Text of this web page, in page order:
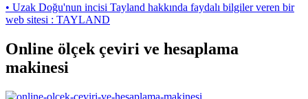
• Uzak Doğu'nun incisi Tayland hakkında faydalı bilgiler veren bir
web sitesi : TAYLAND
Online ölçek çeviri ve hesaplama
makinesi